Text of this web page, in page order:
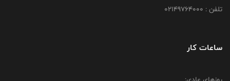
تلفن : 02149764000
ساعات کار